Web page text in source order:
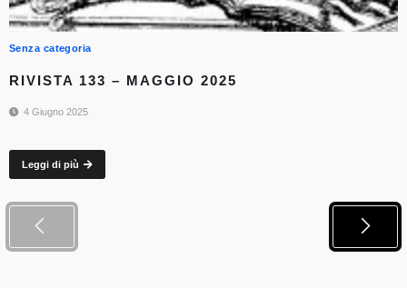
Senza categoria
RIVISTA 133 – MAGGIO 2025
4 Giugno 2025
Leggi di più